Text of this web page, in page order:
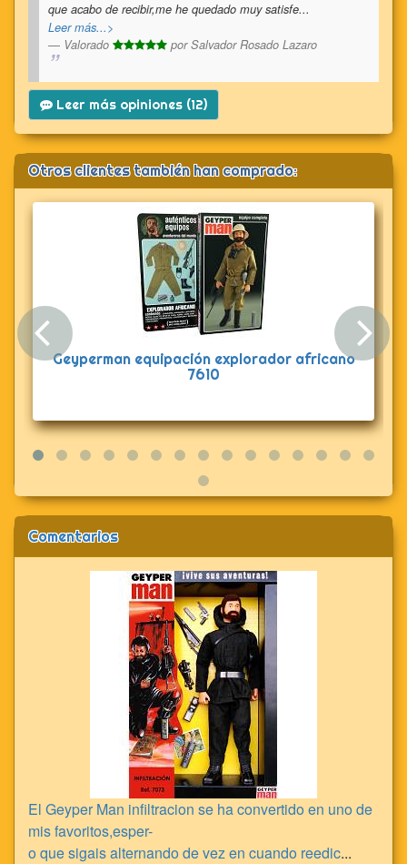
que acabo de recibir,me he quedado muy satisfe...
Leer más...>
Valorado
porSalvador Rosado Lazaro
Leer más opiniones (12)
Otros clientes también han comprado:
africano Geyperman rifle M16 -
Anterior
Comentarios
El Geyper Man infiltracion se ha convertido en uno de
mis favoritos,esper-
o que sigais alternando de vez en cuando reedic...